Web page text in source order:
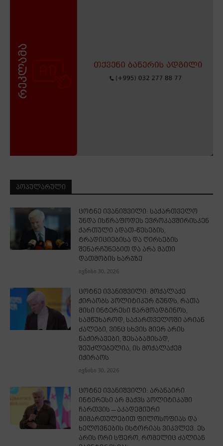
ᲞᲝᲞᲣᲚᲐᲠᲣᲚᲘ
ცოტნე ივანიშვილი: საქართველო
უნდა ისწრაფოდეს ევროკავშირისკენ
ქართული ადათ-წესების,
ტრადიციებისა და ღირსების
შენარჩუნებით და არა მათი
დათმობის ხარჯზე
ივნისი 30, 2026
ცოტნე ივანიშვილი: მოქალაქე
ქირაობს პოლიტიკურ გუნდს, რათა
მისი ინტერესი წარმოადგინოს,
სამწუხაროდ, საქართველოში არიან
ძალები, ვინც სხვის მიერ არის
ნაქირავები, შესაბამისად,
შეუძლებელია, ის მოქალაქემ
იქირაოს
ივნისი 30, 2026
ცოტნე ივანიშვილი: არანაირი
ინტერესი არ მაქვს პოლიტიკაში
ჩართვის – აკადემიური
მიმართულებით ფილოსოფიას და
ხელოვნების ისტორიას ვიკვლევ. ეს
არის ორი სფერო, რომელიც ძალიან